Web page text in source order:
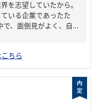
を志望していたから。
いる企業であったた
で、面倒見がよく、自...
ちら